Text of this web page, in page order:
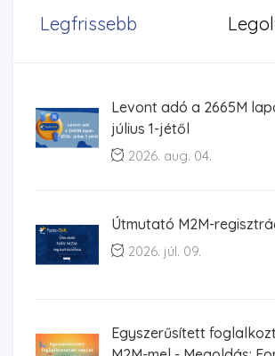
Legfrissebb
Levont adó a 2665M
július 1-jétől
2026. aug. 04.
Útmutató M2M-
2026. júl. 09.
Egyszerűsített